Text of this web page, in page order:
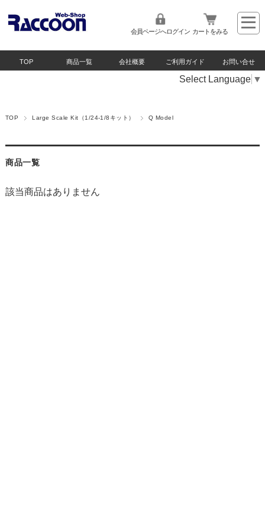
会員ページへログイン カートをみる
TOP 商品一覧 会社概要 ご利用ガイド お問い合せ
Select Language ▼
TOP Large Scale Kit（1/24-1/8キット） Q Model
商品一覧
該当商品はありません